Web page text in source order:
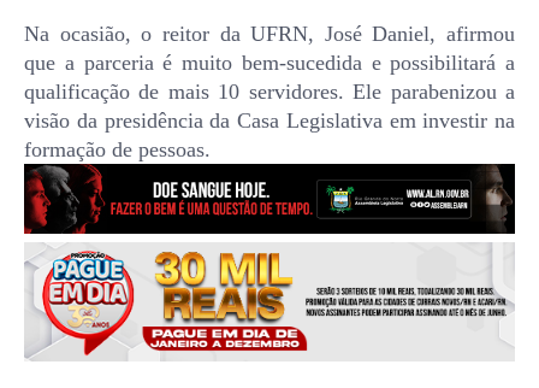
Na ocasião, o reitor da UFRN, José Daniel, afirmou
que a parceria é muito bem-sucedida e possibilitará a
qualificação de mais 10 servidores. Ele parabenizou a
visão da presidência da Casa Legislativa em investir na
formação de pessoas.